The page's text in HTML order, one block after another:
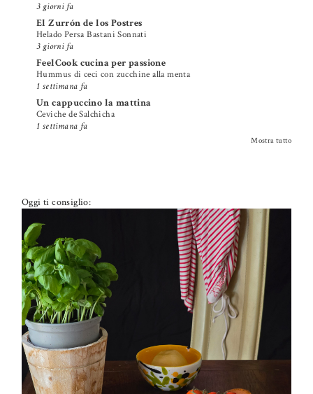
3 giorni fa
El Zurrón de los Postres
Helado Persa Bastani Sonnati
3 giorni fa
FeelCook cucina per passione
Hummus di ceci con zucchine alla menta
1 settimana fa
Un cappuccino la mattina
Ceviche de Salchicha
1 settimana fa
Mostra tutto
Oggi ti consiglio:
PETTI DI POLLO ALLA PIZZAIOLA